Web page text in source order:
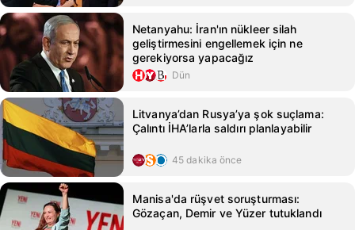
Netanyahu: İran'ın nükleer silah
geliştirmesini engellemek için ne
gerekiyorsa yapacağız
Dün
Litvanya’dan Rusya’ya şok suçlama:
Çalıntı İHA’larla saldırı planlayabilir
45 dakika önce
Manisa'da rüşvet soruşturması:
Gözaçan, Demir ve Yüzer tutuklandı